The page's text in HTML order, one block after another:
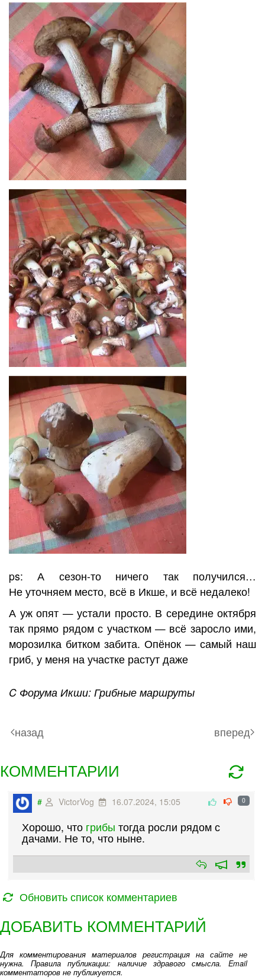
ps: А сезон-то ничего так получился…
Не уточняем место, всё в Икше, и всё недалеко!
А уж опят — устали просто. В середине октября
так прямо рядом с участком — всё заросло ими,
морозилка битком забита. Опёнок — самый наш
гриб, у меня на участке растут даже
C Форума Икши: Грибные маршруты
назад вперед
КОММЕНТАРИИ
# VictorVog 16.07.2024, 15:05 0
Хорошо, что грибы тогда росли рядом с
дачами. Не то, что ныне.
Обновить список комментариев
ДОБАВИТЬ КОММЕНТАРИЙ
Для комментирования материалов регистрация на сайте не
нужна. Правила публикации: наличие здравого смысла. Email
комментаторов не публикуется.